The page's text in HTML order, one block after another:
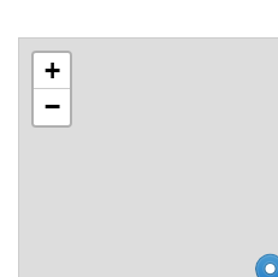
+
−